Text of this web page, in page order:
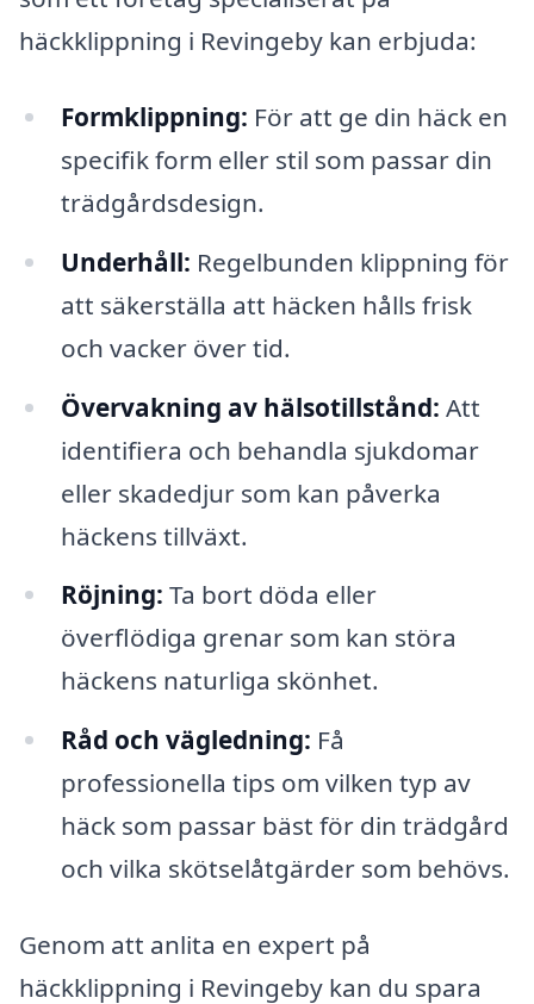
häckklippning i Revingeby kan erbjuda:
Formklippning: För att ge din häck en
specifik form eller stil som passar din
trädgårdsdesign.
Underhåll: Regelbunden klippning för
att säkerställa att häcken hålls frisk
och vacker över tid.
Övervakning av hälsotillstånd: Att
identifiera och behandla sjukdomar
eller skadedjur som kan påverka
häckens tillväxt.
Röjning: Ta bort döda eller
överflödiga grenar som kan störa
häckens naturliga skönhet.
Råd och vägledning: Få
professionella tips om vilken typ av
häck som passar bäst för din trädgård
och vilka skötselåtgärder som behövs.
Genom att anlita en expert på
häckklippning i Revingeby kan du spara